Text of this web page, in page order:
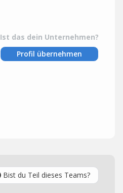
Ist das dein Unternehmen?
Profil übernehmen
Bist du Teil dieses Teams?